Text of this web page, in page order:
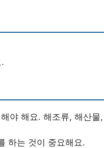
야 해요. 해조류, 해산물,
하는 것이 중요해요.